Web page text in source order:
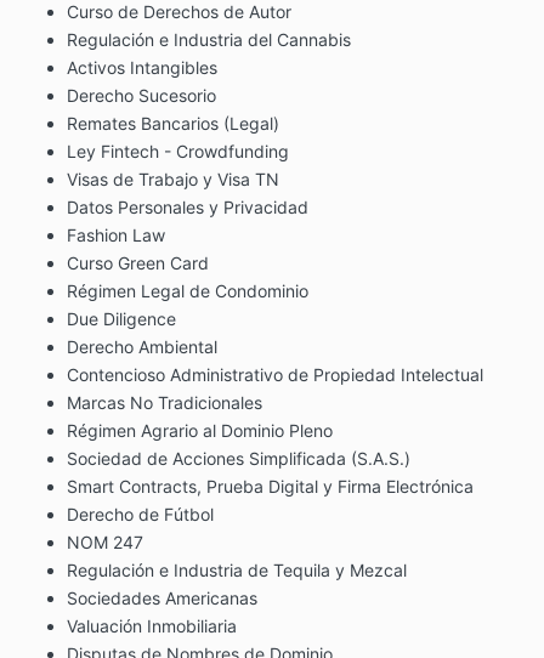
Curso de Derechos de Autor
Regulación e Industria del Cannabis
Activos Intangibles
Derecho Sucesorio
Remates Bancarios (Legal)
Ley Fintech - Crowdfunding
Visas de Trabajo y Visa TN
Datos Personales y Privacidad
Fashion Law
Curso Green Card
Régimen Legal de Condominio
Due Diligence
Derecho Ambiental
Contencioso Administrativo de Propiedad Intelectual
Marcas No Tradicionales
Régimen Agrario al Dominio Pleno
Sociedad de Acciones Simplificada (S.A.S.)
Smart Contracts, Prueba Digital y Firma Electrónica
Derecho de Fútbol
NOM 247
Regulación e Industria de Tequila y Mezcal
Sociedades Americanas
Valuación Inmobiliaria